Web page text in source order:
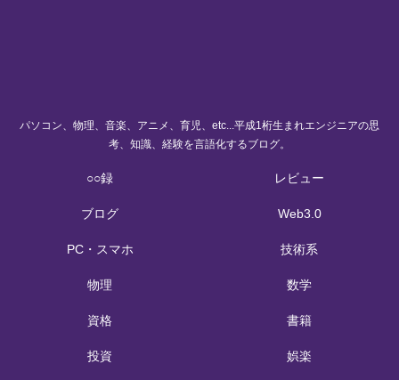
パソコン、物理、音楽、アニメ、育児、etc...平成1桁生まれエンジニアの思
考、知識、経験を言語化するブログ。
○○録 レビュー
ブログ Web3.0
PC・スマホ 技術系
物理 数学
資格 書籍
投資 娯楽